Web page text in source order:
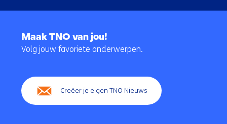
navigatie
Maak TNO van jou!
Volg jouw favoriete onderwerpen.
Creëer je eigen TNO Nieuws